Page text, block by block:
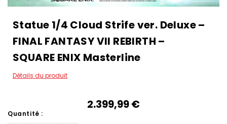
Statue 1/4 Cloud Strife ver. Deluxe –
FINAL FANTASY VII REBIRTH –
SQUARE ENIX Masterline
Détails du produit
2.399,99‎ ‎€
Quantité :